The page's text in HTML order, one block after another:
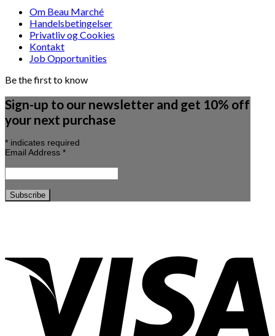
Om Beau Marché
Handelsbetingelser
Privatliv og Cookies
Kontakt
Job Opportunities
Be the first to know
Sign-up to our newsletter and get 10% off
your next purchase
* indicates required
Email Address *